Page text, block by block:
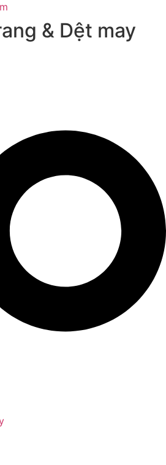
& Dệt may